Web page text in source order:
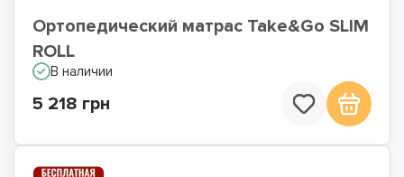
Ортопедический матрас Take&Go SLIM
ROLL
В наличии
5 218 грн